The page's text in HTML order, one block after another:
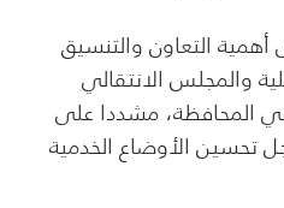
أهمية التعاون والتنسيق
والمجلس الانتقالي
المحافظة، مشددا على
تحسين الأوضاع الخدمية